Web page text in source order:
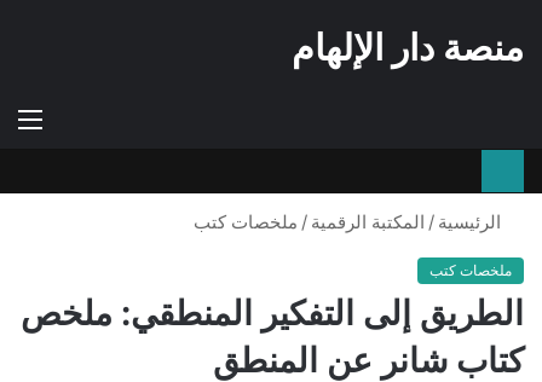
الوضع
إستعراض
التسوق
منصة دار الإلهام
الرئيسية / المكتبة الرقمية / ملخصات كتب
ملخصات كتب
الطريق إلى التفكير المنطقي: ملخص
كتاب شانر عن المنطق